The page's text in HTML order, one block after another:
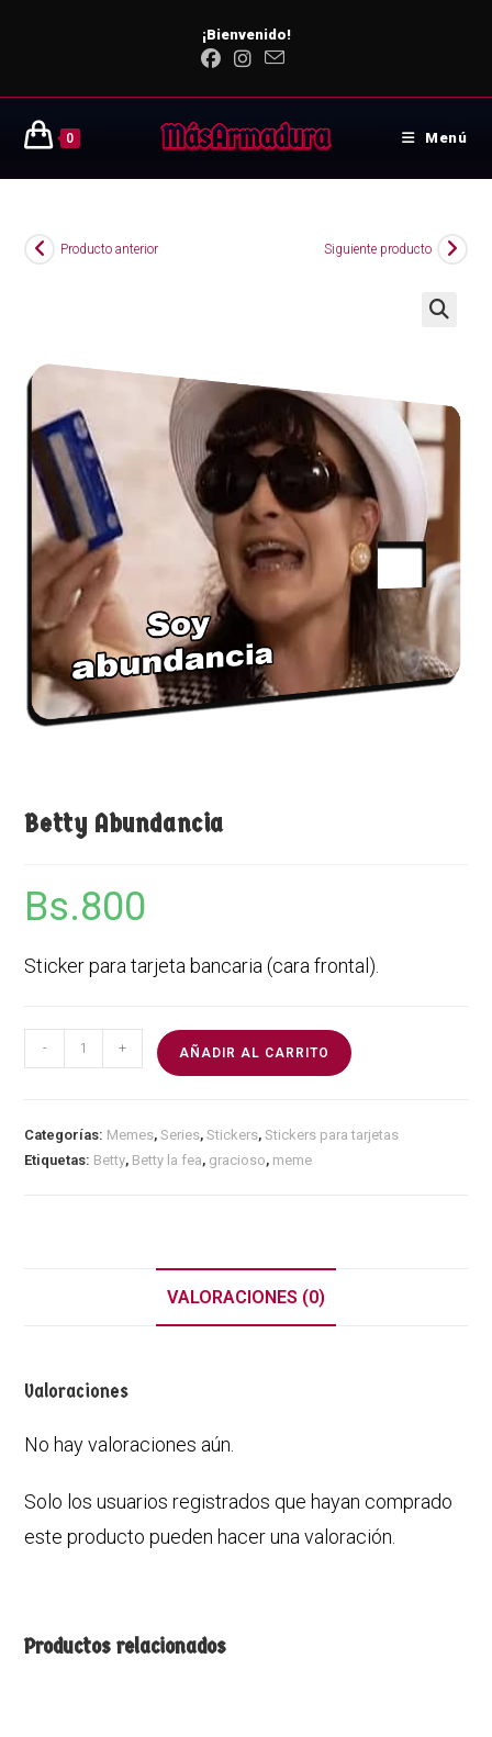
¡Bienvenido!
0 Menú
Producto anterior Siguiente producto
Betty Abundancia
Bs.800
Sticker para tarjeta bancaria (cara frontal).
- + AÑADIR AL CARRITO
Categorías: Memes,Series,Stickers,Stickers para tarjetas
Etiquetas: Betty, Betty la fea, gracioso, meme
VALORACIONES (0)
Valoraciones
No hay valoraciones aún.
Solo los usuarios registrados que hayan comprado
este producto pueden hacer una valoración.
Productos relacionados